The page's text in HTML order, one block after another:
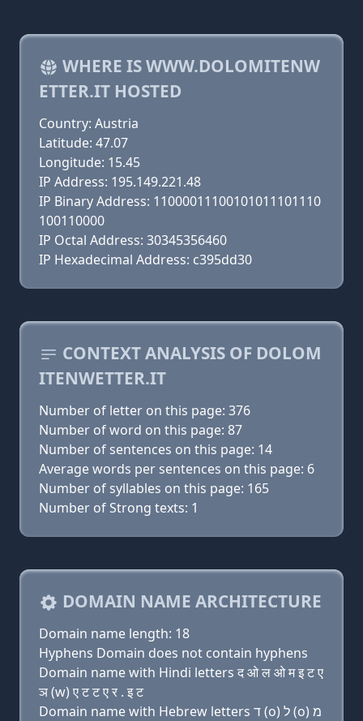
WHERE IS WWW.DOLOMITENW
ETTER.IT HOSTED
Country: Austria
Latitude: 47.07
Longitude: 15.45
IP Address: 195.149.221.48
IP Binary Address: 11000011100101011101110
100110000
IP Octal Address: 30345356460
IP Hexadecimal Address: c395dd30
CONTEXT ANALYSIS OF DOLOM
ITENWETTER.IT
Number of letter on this page: 376
Number of word on this page: 87
Number of sentences on this page: 14
Average words per sentences on this page: 6
Number of syllables on this page: 165
Number of Strong texts: 1
DOMAIN NAME ARCHITECTURE
Domain name length: 18
Hyphens Domain does not contain hyphens
Domain name with Hindi letters द ओ ल ओ म इ ट ए
ञ (w) ए ट ट ए र . इ ट
Domain name with Hebrew letters ד (ο) ל (ο) מ